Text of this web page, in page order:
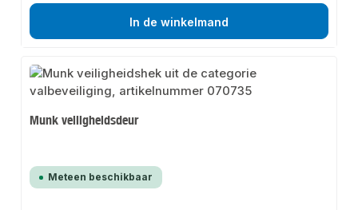
In de winkelmand
Munk veiligheidsdeur
Meteen beschikbaar